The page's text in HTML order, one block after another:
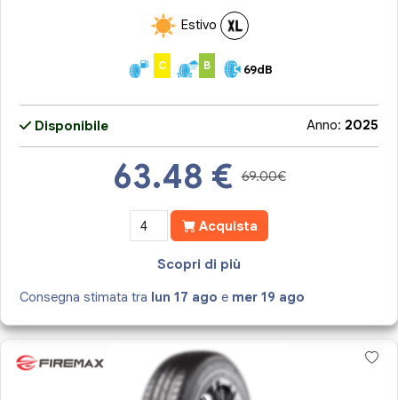
Estivo
C B 69dB
Disponibile Anno: 2025
63.48 € 69.00€
Acquista
Scopri di più
Consegna stimata tra lun 17 ago e mer 19 ago